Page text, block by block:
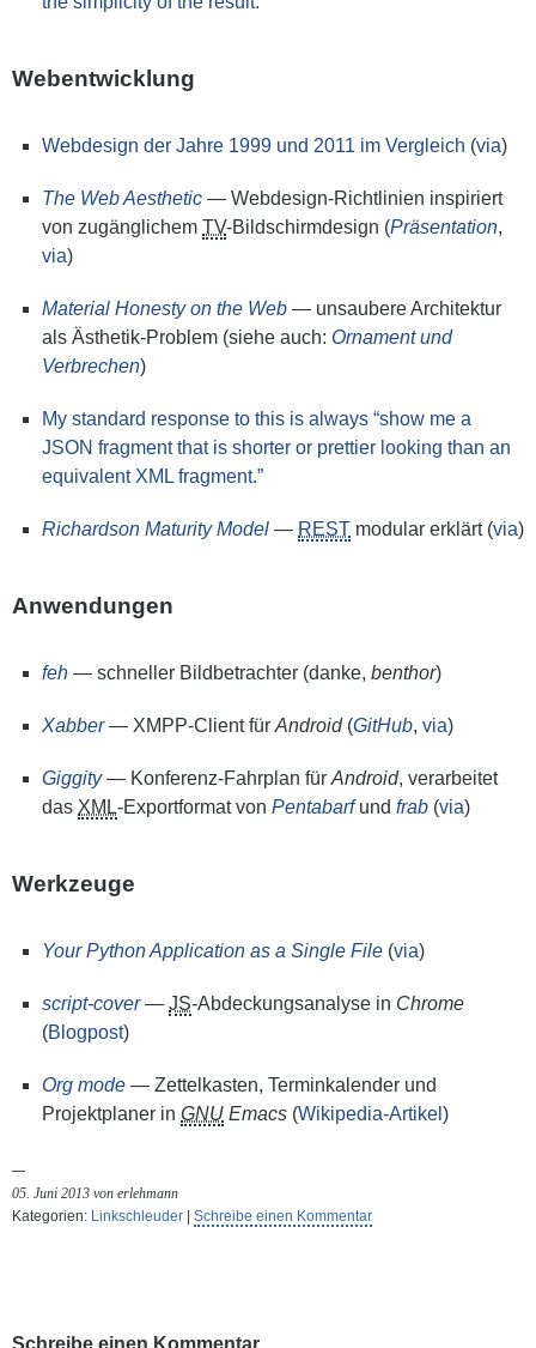
Webentwicklung
Webdesign der Jahre 1999 und 2011 im Vergleich (via)
The Web Aesthetic — Webdesign-Richtlinien inspiriert
von zugänglichem TV-Bildschirmdesign (Präsentation,
via)
Material Honesty on the Web — unsaubere Architektur
als Ästhetik-Problem (siehe auch: Ornament und
Verbrechen)
My standard response to this is always “show me a
JSON fragment that is shorter or prettier looking than an
equivalent XML fragment.”
Richardson Maturity Model — REST modular erklärt (via)
Anwendungen
feh — schneller Bildbetrachter (danke, benthor)
Xabber— XMPP-Client für Android(GitHub, via)
Giggity— Konferenz-Fahrplan für Android, verarbeitet
das XML-Exportformat von Pentabarfund frab (via)
Werkzeuge
Your Python Application as a Single File (via)
script-cover— JS-Abdeckungsanalyse in Chrome
(Blogpost)
Org mode — Zettelkasten, Terminkalender und
Projektplaner in GNU Emacs (Wikipedia-Artikel )
05. Juni 2013 von erlehmann
Kategorien: Linkschleuder Schreibe einen Kommentar
Schreibe einen Kommentar